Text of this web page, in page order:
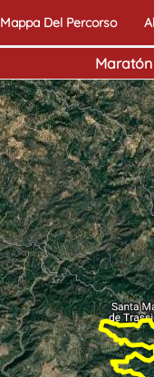
Mappa Del Percorso
Maratón